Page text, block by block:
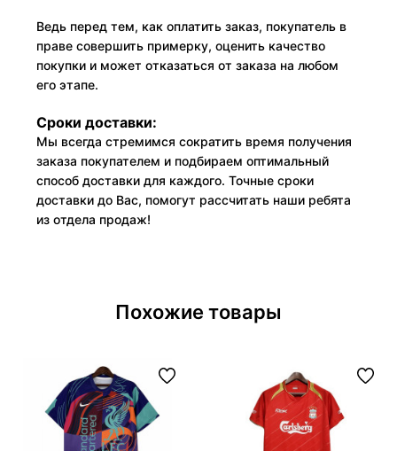
Ведь перед тем, как оплатить заказ, покупатель в
праве совершить примерку, оценить качество
покупки и может отказаться от заказа на любом
его этапе.
Сроки доставки:
Мы всегда стремимся сократить время получения
заказа покупателем и подбираем оптимальный
способ доставки для каждого. Точные сроки
доставки до Вас, помогут рассчитать наши ребята
из отдела продаж!
Похожие товары